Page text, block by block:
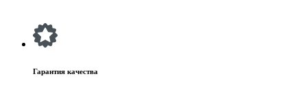
Гарантия качества